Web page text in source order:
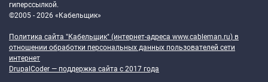
гиперссылкой.
©2005 - 2026 «Кабельщик»
Политика сайта "Кабельщик" (интернет-адреса www.cableman.ru) в
отношении обработки персональных данных пользователей сети
интернет
DrupalCoder — поддержка сайта c 2017 года